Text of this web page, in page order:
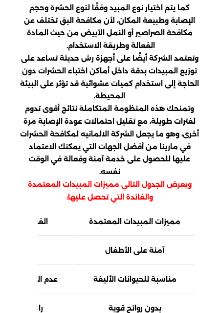
كما يتم اختيار نوع المبيد وفقًا لنوع الحشرة وحجم
الإصابة وطبيعة المكان، لأن مكافحة البق تختلف عن
مكافحة الصراصير أو النمل الأبيض من حيث المادة
الفعالة وطريقة الاستخدام.
وتعتمد الشركة أيضًا على أجهزة رش حديثة تساعد على
توزيع المبيدات بدقة داخل أماكن اختباء الحشرات دون
الحاجة إلى استخدام كميات عشوائية قد تؤثر على البيئة
المحيطة.
وتمنحك هذه المنظومة المتكاملة نتائج أقوى تدوم
لفترات طويلة، مع تقليل احتمالات عودة الإصابة مرة
أخرى، وهو ما يجعل الشركة الالمانيه لمكافحة الحشرات
في مارينا من أفضل الجهات التي يمكنك الاعتماد
عليها للحصول على خدمة آمنة وفعالة في الوقت
نفسه.
ويعرض الجدول التالي مميزات المبيدات المعتمدة
والفائدة التي تحصل عليها:
مميزات المبيدات المعتمدة الفائدة التي
آمنة على الأطفال
مناسبة للحيوانات الأليفة عدم التأثير على
بدون روائح قوية راحة أكبر